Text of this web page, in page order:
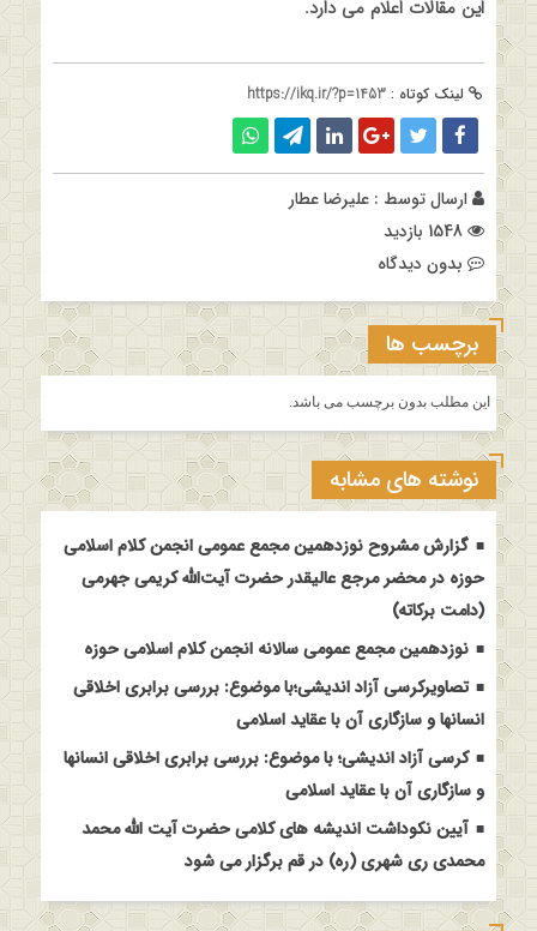
این مقالات اعلام می دارد.
لینک کوتاه : https://ikq.ir/?p=1453
ارسال توسط : علیرضا عطار
بدون دیدگاه
برچسب ها
این مطلب بدون برچسب می باشد.
نوشته های مشابه
گزارش مشروح نوزدهمین مجمع عمومی انجمن کلام اسلامی
حوزه در محضر مرجع عالیقدر حضرت آیت‌الله کریمی جهرمی
(دامت برکاته)
نوزدهمین مجمع عمومی سالانه انجمن کلام اسلامی حوزه
تصاویرکرسی آزاد اندیشی؛با موضوع: بررسی برابری اخلاقی
انسانها و سازگاری آن با عقاید اسلامی
کرسی آزاد اندیشی؛ با موضوع: بررسی برابری اخلاقی انسانها
و سازگاری آن با عقاید اسلامی
آیین نکوداشت اندیشه های کلامی حضرت آیت الله محمد
محمدی ری شهری (ره) در قم برگزار می شود